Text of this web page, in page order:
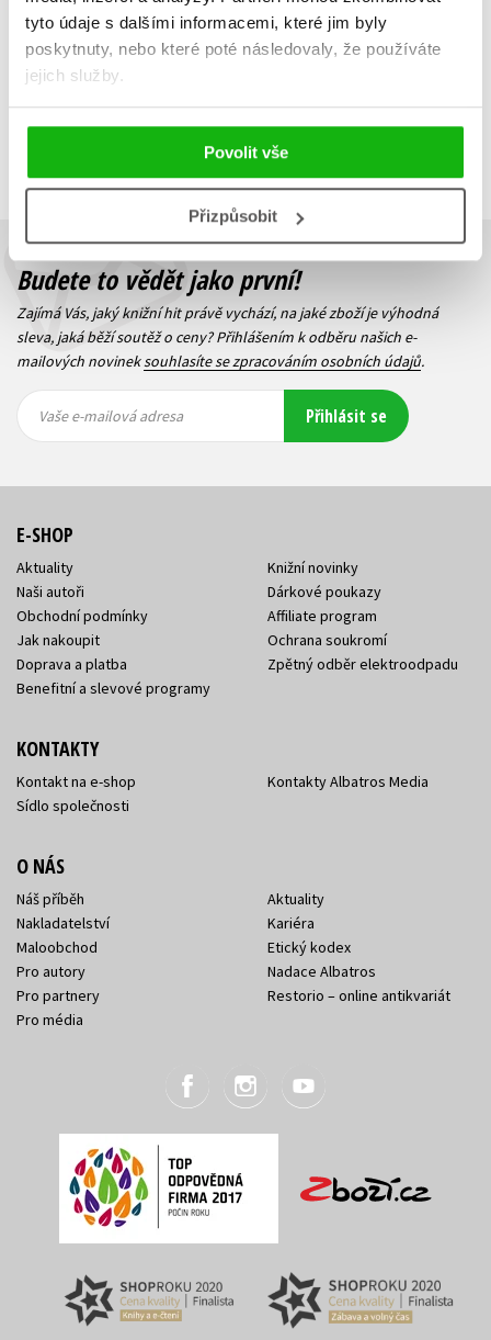
tyto údaje s dalšími informacemi, které jim byly
poskytnuty, nebo které poté následovaly, že používáte
jejich služby.
Povolit vše
Přizpůsobit
Zobraz záznamů
Předchozí 1
Budete to vědět jako první!
Zajímá Vás, jaký knižní hit právě vychází, na jaké zboží je výhodná
sleva, jaká běží soutěž o ceny? Přihlášením k odběru našich e-
mailových novineksouhlasíte se zpracováním osobních údajů.
mailová
mailová
Vaše e-mailová adresa Přihlásit se
E-SHOP
Aktuality
Naši autoři
Obchodní podmínky
Jak nakoupit
Doprava a platba
Benefitní a slevové programy
Knižní novinky
Dárkové poukazy
Affiliate program
Ochrana soukromí
Zpětný odběr elektroodpadu
KONTAKTY
Kontakt na e-shop
Sídlo společnosti
Kontakty Albatros Media
O NÁS
Náš příběh
Nakladatelství
Maloobchod
Pro autory
Pro partnery
Pro média
Aktuality
Kariéra
Etický kodex
Nadace Albatros
Restorio – online antikvariát